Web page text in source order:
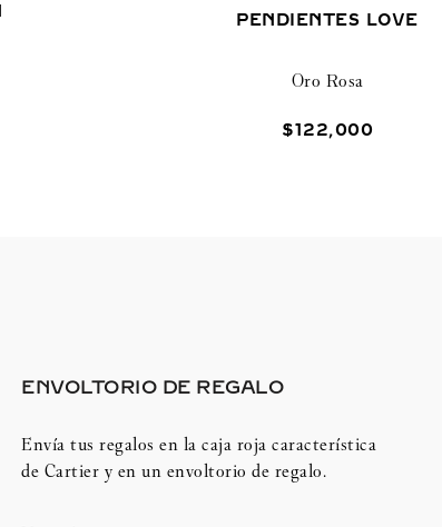
PENDIENTES LOVE
Oro Rosa
$122,000
ENVOLTORIO DE REGALO
Envía tus regalos en la caja roja característica
de Cartier y en un envoltorio de regalo.